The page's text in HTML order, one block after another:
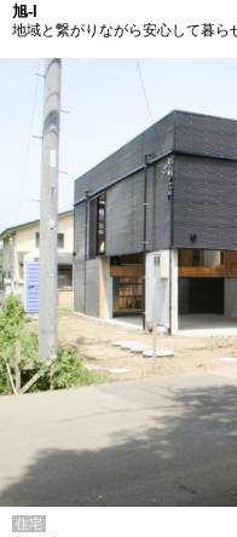
旭-I
地域と繋がりながら安心して暮ら
住宅